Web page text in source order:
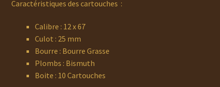
Caractéristiques des cartouches :
Calibre : 12 x 67
Culot : 25 mm
Bourre : Bourre Grasse
Plombs : Bismuth
Boite : 10 Cartouches